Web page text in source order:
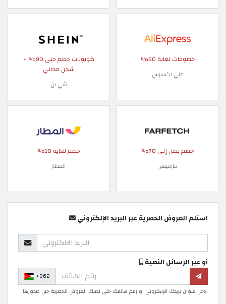
خصومات لغاية 50%
علي اكسبرس
كوبونات خصم حتى 90% +
شحن مجاني
شي ان
خصم يصل إلى 70%
فارفيتش
خصم لغاية 10%
المطار
استلم العروض الحصرية عبر البريد الإلكتروني
أو عبر الرسائل النصية
+962
ادخل عنوان بريدك الإلكتروني او رقم هاتفك حتى تصلك العروض الحصرية حين صدورها